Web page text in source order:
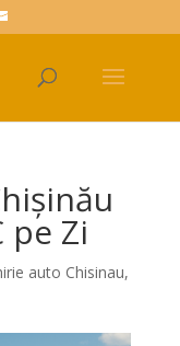
pe Zi
auto Chisinau,